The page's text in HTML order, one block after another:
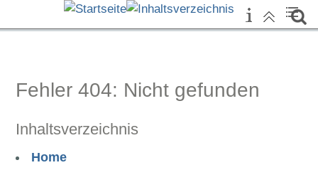
Sie sind hier: Fehler 404: Nicht gefunden
Fehler 404: Nicht gefunden
Inhaltsverzeichnis
Home